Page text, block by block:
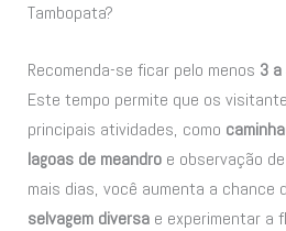
Tambopata?
Recomenda-se ficar pelo menos 3
Este tempo permite que os
principais atividades, como
lagoas de meandro e observação de
mais dias, você aumenta a chance
selvagem diversa e experimentar a